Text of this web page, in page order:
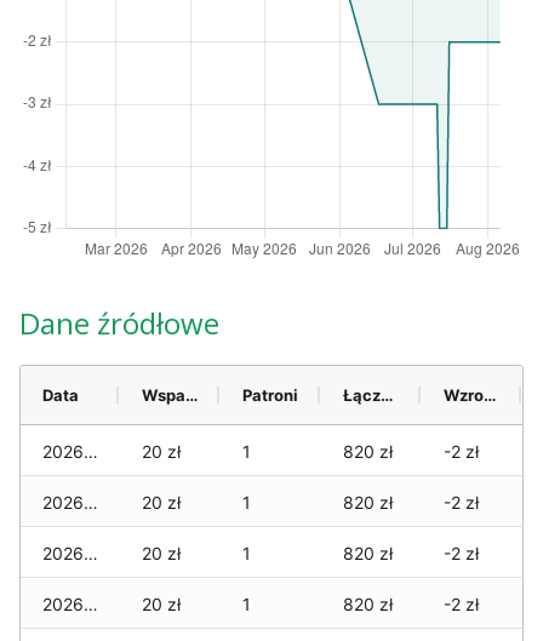
Dane źródłowe
Data Wsparcie Patroni Łącznie Wzrost (28 dni)
2026-08-06 20 zł 1 820 zł -2 zł
2026-08-05 20 zł 1 820 zł -2 zł
2026-08-04 20 zł 1 820 zł -2 zł
2026-08-03 20 zł 1 820 zł -2 zł